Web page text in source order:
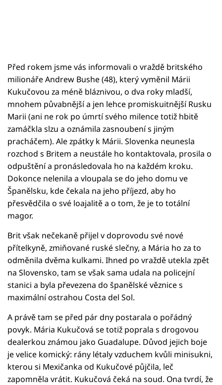
Před rokem jsme vás informovali o vraždě britského
milionáře Andrew Bushe (48), který vyměnil Márii
Kukučovou za méně bláznivou, o dva roky mladší,
mnohem půvabnější a jen lehce promiskuitnější Rusku
Marii (ani ne rok po úmrtí svého milence totiž hbitě
zamáčkla slzu a oznámila zasnoubení s jiným
pracháčem). Ale zpátky k Márii. Slovenka neunesla
rozchod s Britem a neustále ho kontaktovala, prosila o
odpuštění a pronásledovala ho na každém kroku.
Dokonce nelenila a vloupala se do jeho domu ve
Španělsku, kde čekala na jeho příjezd, aby ho
přesvědčila o své loajalitě a o tom, že je to totální
magor.
Brit však nečekaně přijel v doprovodu své nové
přítelkyně, zmiňované ruské slečny, a Mária ho za to
odměnila dvěma kulkami. Ihned po vraždě utekla zpět
na Slovensko, tam se však sama udala na policejní
stanici a byla převezena do španělské věznice s
maximální ostrahou Costa del Sol.
A právě tam se před pár dny postarala o pořádný
povyk. Mária Kukučová se totiž poprala s drogovou
dealerkou známou jako Guadalupe. Důvod jejich boje
je velice komický: rány létaly vzduchem kvůli minisukni,
kterou si Mexičanka od Kukučové půjčila, leč
zapomněla vrátit. Kukučová čeká na soud. Ona tvrdí, že